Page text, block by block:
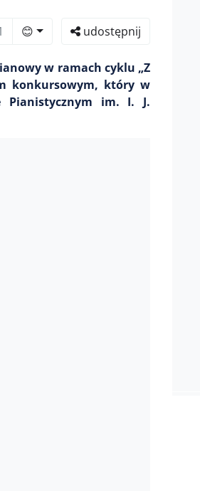
😊 udostępnij
w ramach cyklu „Z
konkursowym, który w
Pianistycznym im. I. J.